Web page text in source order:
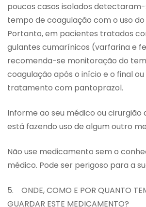
poucos casos isolados
tempo de coagulação com o uso
Portanto, em pacientes tratados
gulantes cumarínicos (varfarina e
recomenda-se monitoração do
coagulação após o início e o final
tratamento com pantoprazol.
Informe ao seu médico ou cirurgião
está fazendo uso de algum outro
Não use medicamento sem o
médico. Pode ser perigoso para a
5. ONDE, COMO E POR QUANTO
GUARDAR ESTE MEDICAMENTO?